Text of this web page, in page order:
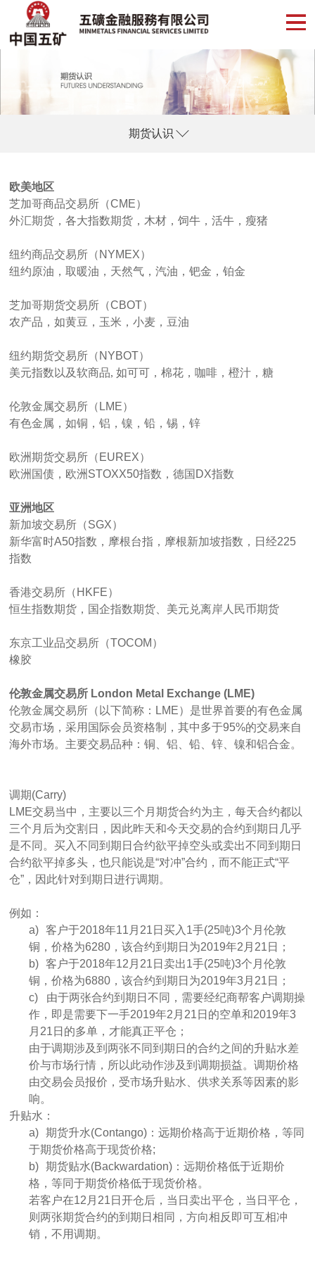
期货认识
欧美地区
芝加哥商品交易所（CME）
外汇期货，各大指数期货，木材，饲牛，活牛，瘦猪
纽约商品交易所（ NYMEX）
纽约原油，取暖油，天然气，汽油，钯金，铂金
芝加哥期货交易所（CBOT）
农产品，如黄豆，玉米，小麦，豆油
纽约期货交易所（ NYBOT）
美元指数以及软商品,如可可，棉花，咖啡，橙汁，糖
伦敦金属交易所（ LME）
有色金属，如铜，铝，镍，铅，锡，锌
欧洲期货交易所（ EUREX）
欧洲国债，欧洲 STOXX50指数，德国 DX指数
亚洲地区
新加坡交易所（SGX）
新华富时A50指数，摩根台指，摩根新加坡指数，日经225
指数
香港交易所（ HKFE）
恒生指数期货，国企指数期货、美元兑离岸人民币期货
东京工业品交易所（TOCOM ）
橡胶
伦敦金属交易所 London Metal Exchange (LME)
伦敦金属交易所（以下简称：LME）是世界首要的有色金属
交易市场，采用国际会员资格制，其中多于95%的交易来自
海外市场。主要交易品种：铜、铝、铅、锌、镍和铝合金。
调期(Carry)
LME交易当中，主要以三个月期货合约为主，每天合约都以
三个月后为交割日，因此昨天和今天交易的合约到期日几乎
是不同。买入不同到期日合约欲平掉空头或卖出不同到期日
合约欲平掉多头，也只能说是“对冲”合约，而不能正式“平
仓”，因此针对到期日进行调期。
例如：
a)
客户于2018年11 月 21 日买入 1手(25吨)3个月伦敦
铜，价格为6280 ，该合约到期日为2019年2 月 21 日；
b)
客户于2018年12 月 21 日卖出1手(25吨)3个月伦敦
铜，价格为6880 ，该合约到期日为2019年3月 21 日；
c)
由于两张合约到期日不同，需要经纪商帮客户调期操
作，即是需要下一手2019年2 月 21 日的空单和2019年3
月 21 日的多单，才能真正平仓；
由于调期涉及到两张不同到期日的合约之间的升贴水差
价与市场行情，所以此动作涉及到调期损益。调期价格
由交易会员报价，受市场升贴水、供求关系等因素的影
响。
升贴水：
a)
期货升水(Contango) ：远期价格高于近期价格，等同
于期货价格高于现货价格;
b)
期货贴水(Backwardation) ：远期价格低于近期价
格，等同于期货价格低于现货价格。
若客户在12 月 21 日开仓后，当日卖出平仓，当日平仓，
则两张期货合约的到期日相同，方向相反即可互相冲
销，不用调期。